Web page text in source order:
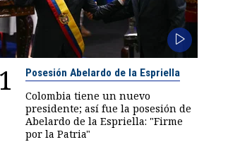
1 Posesión Abelardo de la Espriella
Colombia tiene un nuevo
presidente; así fue la posesión de
Abelardo de la Espriella: "Firme
por la Patria"